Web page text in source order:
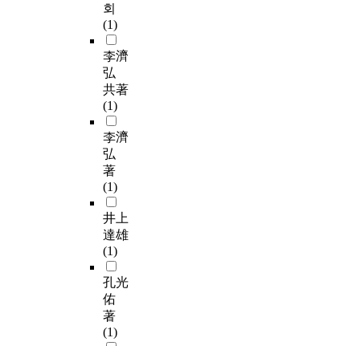
회
(1)
李濟
弘
共著
(1)
李濟
弘
著
(1)
井上
達雄
(1)
孔光
佑
著
(1)